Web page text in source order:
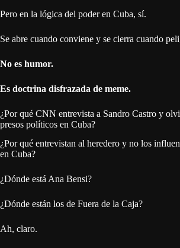
Pero en la lógica del poder en Cuba, sí.
Se abre cuando conviene y se cierra cuando
No es humor.
Es doctrina disfrazada de meme.
¿Por qué CNN entrevista a Sandro Castro y
presos políticos en Cuba?
¿Por qué entrevistan al heredero y no los
en Cuba?
¿Dónde está Ana Bensi?
¿Dónde están los de Fuera de la Caja?
Ah, claro.